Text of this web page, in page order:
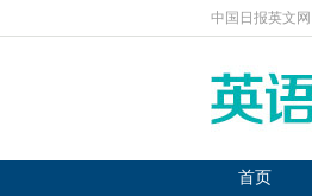
中国日报英文网
首页